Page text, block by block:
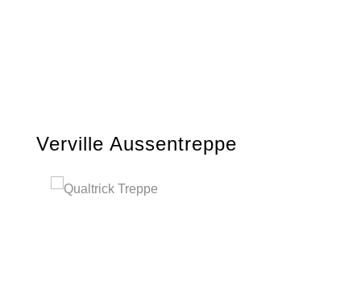
Verville Aussentreppe